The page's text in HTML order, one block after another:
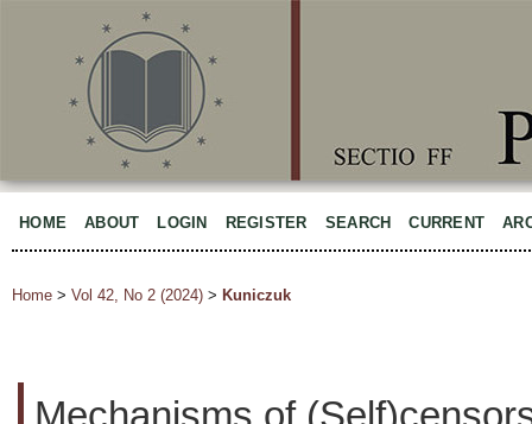
HOME ABOUT LOGIN REGISTER SEARCH CURRENT
Home > Vol 42, No 2 (2024) > Kuniczuk
Mechanisms of